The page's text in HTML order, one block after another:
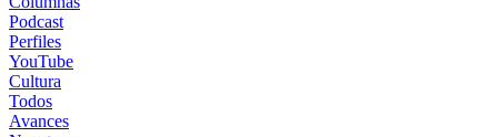
Podcast
Perfiles
YouTube
Cultura
Todos
Avances